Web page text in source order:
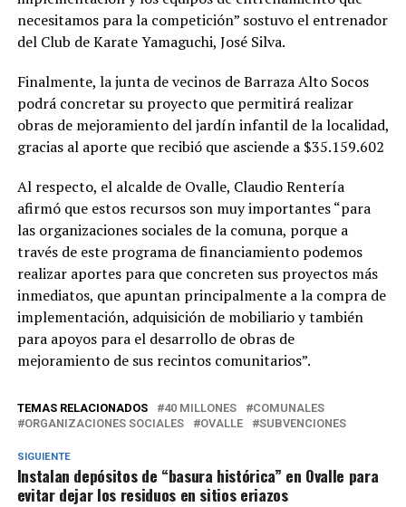
necesitamos para la competición” sostuvo el entrenador
del Club de Karate Yamaguchi, José Silva.
Finalmente, la junta de vecinos de Barraza Alto Socos
podrá concretar su proyecto que permitirá realizar
obras de mejoramiento del jardín infantil de la localidad,
gracias al aporte que recibió que asciende a $35.159.602
Al respecto, el alcalde de Ovalle, Claudio Rentería
afirmó que estos recursos son muy importantes “para
las organizaciones sociales de la comuna, porque a
través de este programa de financiamiento podemos
realizar aportes para que concreten sus proyectos más
inmediatos, que apuntan principalmente a la compra de
implementación, adquisición de mobiliario y también
para apoyos para el desarrollo de obras de
mejoramiento de sus recintos comunitarios”.
TEMAS RELACIONADOS 40 MILLONES
COMUNALES
ORGANIZACIONES SOCIALES
OVALLE SUBVENCIONES
SIGUIENTE
Instalan depósitos de “basura histórica” en Ovalle para
evitar dejar los residuos en sitios eriazos